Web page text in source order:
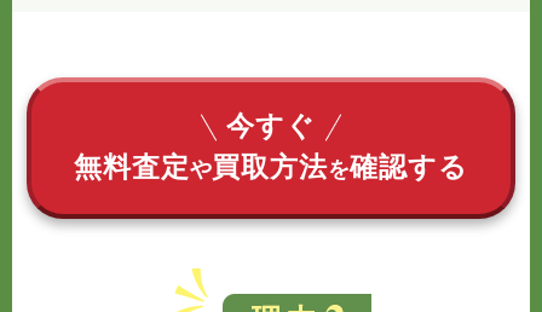
今すぐ
無料査定や買取方法を確認する